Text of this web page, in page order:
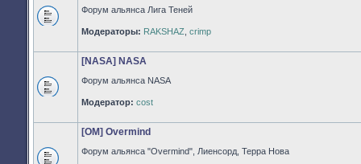
Нет
непрочитанных
Форум альянса Лига Теней
Модераторы: RAKSHAZ crimp
Нет
непрочитанных
[NASA] NASA
Форум альянса NASA
Модератор: cost
[OM] Overmind
Форум альянса "Overmind", Лиенсорд, Терра Нова